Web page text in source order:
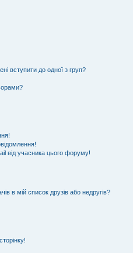
вступити до одної з груп?
від учасника цього форуму!
в мій список друзів або недругів?